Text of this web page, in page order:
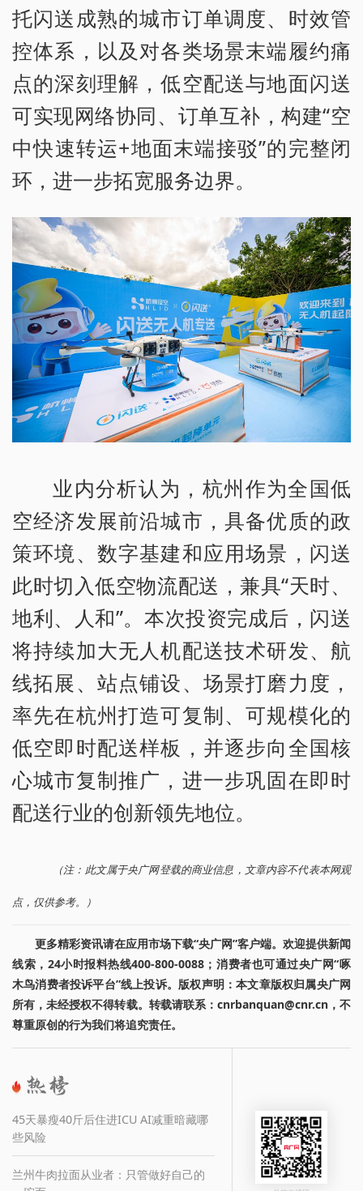
托闪送成熟的城市订单调度、时效管
控体系，以及对各类场景末端履约痛
点的深刻理解，低空配送与地面闪送
可实现网络协同、订单互补，构建“空
中快速转运+地面末端接驳”的完整闭
环，进一步拓宽服务边界。
业内分析认为，杭州作为全国低
空经济发展前沿城市，具备优质的政
策环境、数字基建和应用场景，闪送
此时切入低空物流配送，兼具“天时、
地利、人和”。本次投资完成后，闪送
将持续加大无人机配送技术研发、航
线拓展、站点铺设、场景打磨力度，
率先在杭州打造可复制、可规模化的
低空即时配送样板，并逐步向全国核
心城市复制推广，进一步巩固在即时
配送行业的创新领先地位。
（注：此文属于央广网登载的商业信息，文章内容不代表本网观
点，仅供参考。）
更多精彩资讯请在应用市场下载“央广网”客户端。欢迎提供新闻
线索，24小时报料热线400-800-0088；消费者也可通过央广网“啄
木鸟消费者投诉平台”线上投诉。版权声明：本文章版权归属央广网
所有，未经授权不得转载。转载请联系：cnrbanquan@cnr.cn，不
尊重原创的行为我们将追究责任。
45天暴瘦40斤后住进ICU AI减重暗藏哪
些风险
兰州牛肉拉面从业者：只管做好自己的